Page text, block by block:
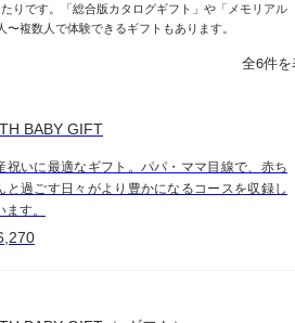
りです。「総合版カタログギフト」や「メモリアル
複数人で体験できるギフトもあります。
全6件
BABY GIFT
祝いに最適なギフト。パパ・ママ目線で、赤ち
と過ごす日々がより豊かになるコースを収録し
ます。